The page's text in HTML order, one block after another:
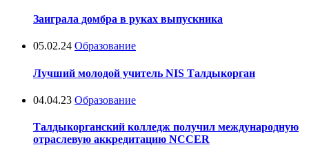
Заиграла домбра в руках выпускника
05.02.24 Образование
Лучший молодой учитель NIS Талдыкорган
04.04.23 Образование
Талдыкорганский колледж получил международную
отраслевую аккредитацию NCCER